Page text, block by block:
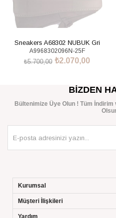
Sneakers A68302 NUBUK Gri
A9968302096N-25F
₺2.070,00
₺5.700,00
BIZDEN
Bültenimize Üye Olun ! Tüm
Kurumsal
Müşteri İlişkileri
Yardım